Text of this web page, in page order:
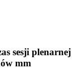
sesji plenarnej
mm